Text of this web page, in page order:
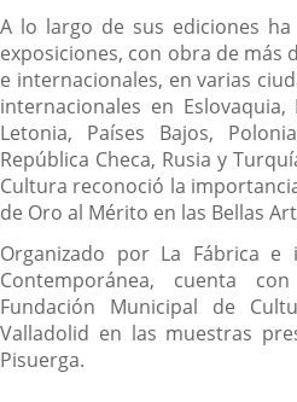
A lo largo de sus ediciones
exposiciones, con obra de más
e internacionales, en varias
internacionales en Eslovaquia,
Letonia, Países Bajos,
República Checa, Rusia y
Cultura reconoció la
de Oro al Mérito en las Bellas
Organizado por La Fábrica e
Contemporánea, cuenta
Fundación Municipal de
Valladolid en las muestras
Pisuerga.